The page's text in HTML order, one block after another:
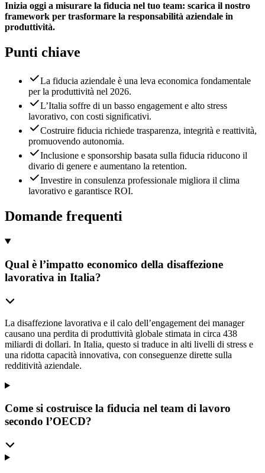
Inizia oggi a misurare la fiducia nel tuo team: scarica il nostro
framework per trasformare la responsabilità aziendale in
produttività.
Punti chiave
La fiducia aziendale è una leva economica fondamentale
per la produttività nel 2026.
L’Italia soffre di un basso engagement e alto stress
lavorativo, con costi significativi.
Costruire fiducia richiede trasparenza, integrità e reattività,
promuovendo autonomia.
Inclusione e sponsorship basata sulla fiducia riducono il
divario di genere e aumentano la retention.
Investire in consulenza professionale migliora il clima
lavorativo e garantisce ROI.
Domande frequenti
Qual è l’impatto economico della disaffezione
lavorativa in Italia?
La disaffezione lavorativa e il calo dell’engagement dei manager
causano una perdita di produttività globale stimata in circa 438
miliardi di dollari. In Italia, questo si traduce in alti livelli di stress e
una ridotta capacità innovativa, con conseguenze dirette sulla
redditività aziendale.
Come si costruisce la fiducia nel team di lavoro
secondo l’OECD?